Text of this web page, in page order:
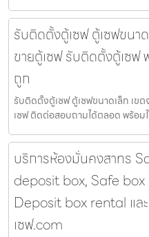
รับติดตั้งตู้เซฟ ตู้เซฟขนา
ขายตู้เซฟ รับติดตั้งตู้เซฟ
ถูก
รับติดตั้งตู้เซฟ ตู้เซฟขนาดเล็ก เข
เซฟ ติดต่อสอบถามได้ตลอด พร้อม
บริการห้องมั่นคงสาทร
deposit box, Safe
Deposit box rental แ
เซฟ.com